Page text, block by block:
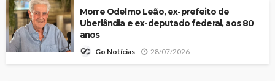
Morre Odelmo Leão, ex-prefeito de
Uberlândia e ex-deputado federal, aos 80
anos
Go Notícias 28/07/2026